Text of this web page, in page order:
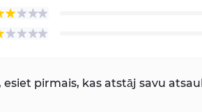
pirmais, kas atstāj savu